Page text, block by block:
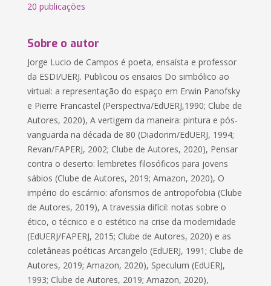
20 publicações
Sobre o autor
Jorge Lucio de Campos é poeta, ensaísta e professor
da ESDI/UERJ. Publicou os ensaios Do simbólico ao
virtual: a representação do espaço em Erwin Panofsky
e Pierre Francastel (Perspectiva/EdUERJ,1990; Clube de
Autores, 2020), A vertigem da maneira: pintura e pós-
vanguarda na década de 80 (Diadorim/EdUERJ, 1994;
Revan/FAPERJ, 2002; Clube de Autores, 2020), Pensar
contra o deserto: lembretes filosóficos para jovens
sábios (Clube de Autores, 2019; Amazon, 2020), O
império do escárnio: aforismos de antropofobia (Clube
de Autores, 2019), A travessia difícil: notas sobre o
ético, o técnico e o estético na crise da modernidade
(EdUERJ/FAPERJ, 2015; Clube de Autores, 2020) e as
coletâneas poéticas Arcangelo (EdUERJ, 1991; Clube de
Autores, 2019; Amazon, 2020), Speculum (EdUERJ,
1993; Clube de Autores, 2019; Amazon, 2020),